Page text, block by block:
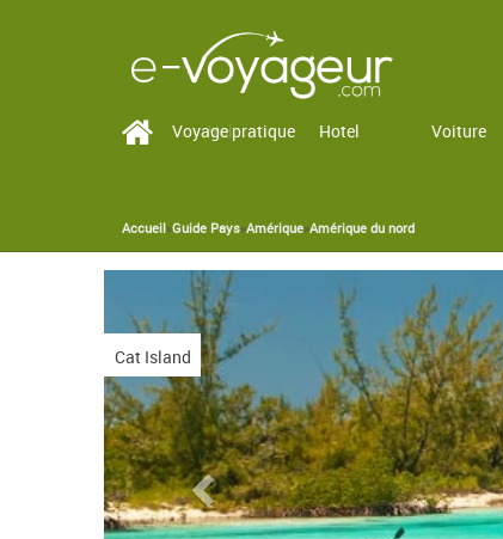
Vol Hotel Voiture
Voyage pratique
You are here
Accueil»Guide Pays»Amérique»Amérique du nord
Previous